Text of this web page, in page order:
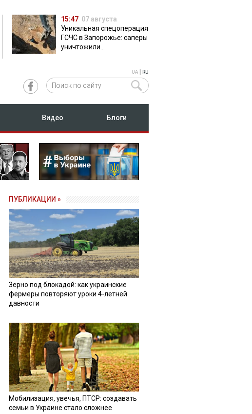
15:47 07 августа
Уникальная спецоперация
ГСЧС в Запорожье: саперы
уничтожили
UA RU
Видео Блоги
ПУБЛИКАЦИИ »
Зерно под блокадой: как украинские
фермеры повторяют уроки 4-летней
давности
Мобилизация, увечья, ПТСР: создавать
семьи в Украине стало сложнее